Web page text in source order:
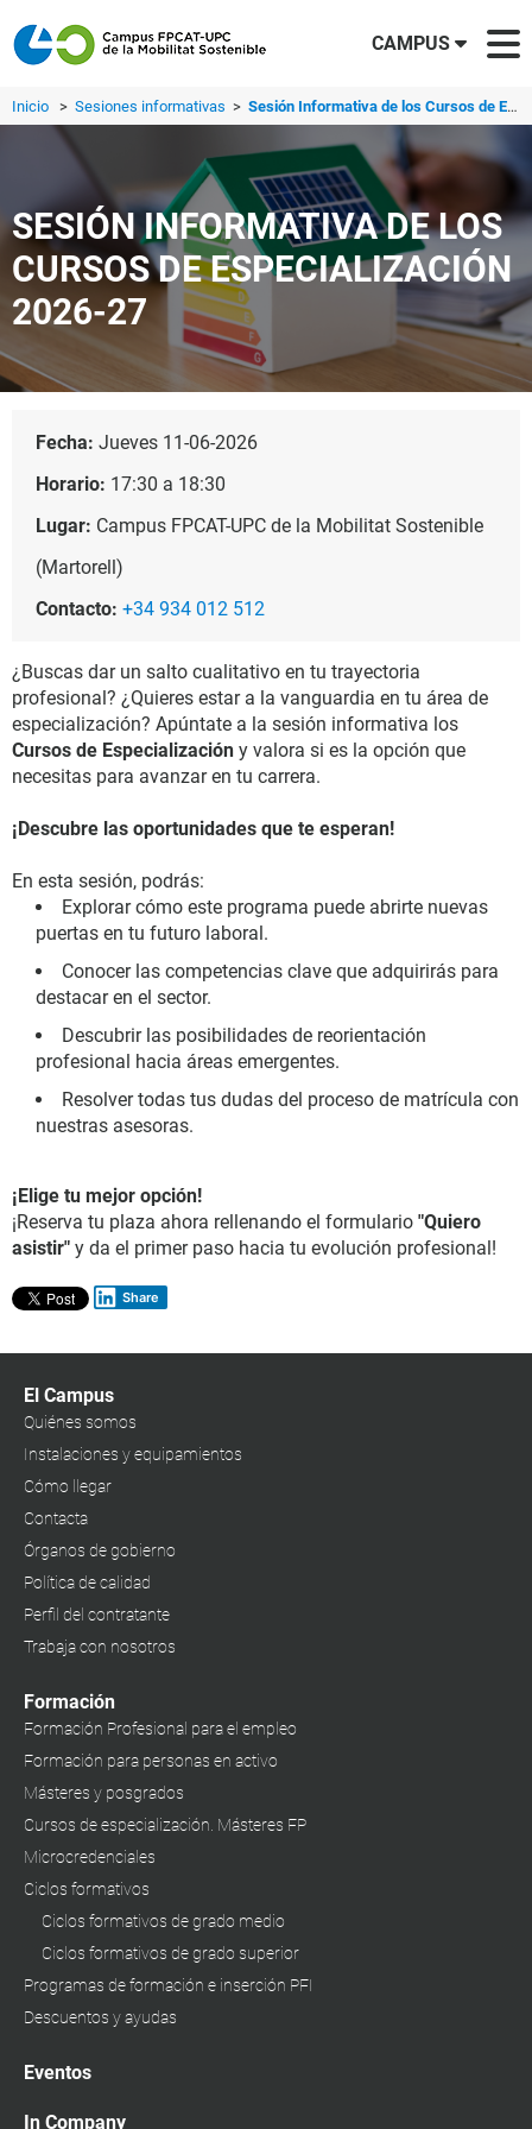
CAMPUS
Inicio > Sesiones informativas > Sesión Informativa de los Cursos de Especialización 2026-27
SESIÓN INFORMATIVA DE LOS
CURSOS DE ESPECIALIZACIÓN
2026-27
Fecha: Jueves 11-06-2026
Horario: 17:30 a 18:30
Lugar: Campus FPCAT-UPC de la Mobilitat Sostenible
(Martorell)
Contacto: +34 934 012 512
¿Buscas dar un salto cualitativo en tu trayectoria
profesional? ¿Quieres estar a la vanguardia en tu área de
especialización? Apúntate a la sesión informativa los
Cursos de Especialización y valora si es la opción que
necesitas para avanzar en tu carrera.
¡Descubre las oportunidades que te esperan!
En esta sesión, podrás:
Explorar cómo este programa puede abrirte nuevas
puertas en tu futuro laboral.
Conocer las competencias clave que adquirirás para
destacar en el sector.
Descubrir las posibilidades de reorientación
profesional hacia áreas emergentes.
Resolver todas tus dudas del proceso de matrícula con
nuestras asesoras.
¡Elige tu mejor opción!
¡Reserva tu plaza ahora rellenando el formulario "Quiero
asistir" y da el primer paso hacia tu evolución profesional!
Share
El Campus
Quiénes somos
Instalaciones y equipamientos
Cómo llegar
Contacta
Órganos de gobierno
Política de calidad
Perfil del contratante
Trabaja con nosotros
Formación
Formación Profesional para el empleo
Formación para personas en activo
Másteres y posgrados
Cursos de especialización. Másteres FP
Microcredenciales
Ciclos formativos
Ciclos formativos de grado medio
Ciclos formativos de grado superior
Programas de formación e inserción PFI
Descuentos y ayudas
Eventos
In Company